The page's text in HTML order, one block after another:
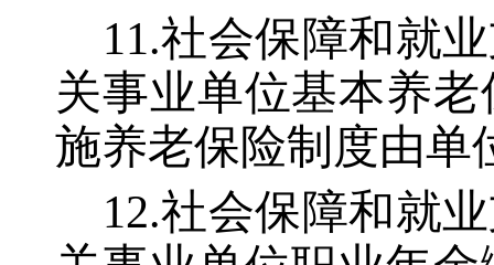
11.社会保障和就
关事业单位基本养
施养老保险制度由单
12.社会保障和就